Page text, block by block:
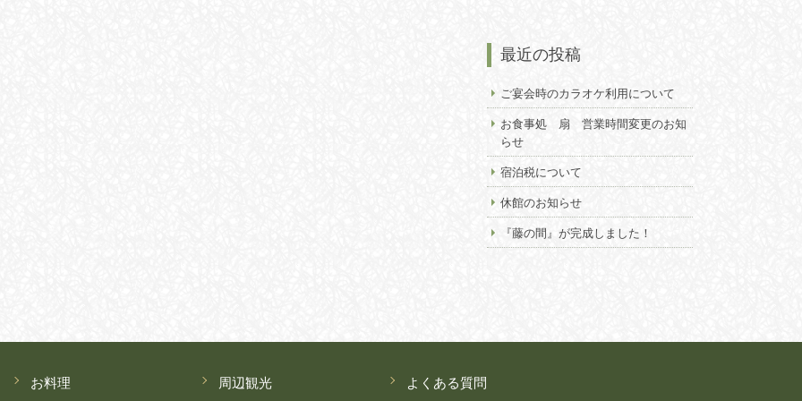
最近の投稿
ご宴会時のカラオケ利用について
お食事処 扇 営業時間変更のお知
らせ
宿泊税について
休館のお知らせ
『藤の間』が完成しました！
お料理 周辺観光 よくある質問